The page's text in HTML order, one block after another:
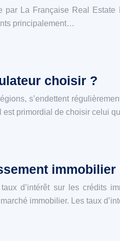
La Française Real
principalement…
choisir ?
s’endettent
est primordial de choisir celui
immobilier
d’intérêt sur les crédits
immobilier. Les taux